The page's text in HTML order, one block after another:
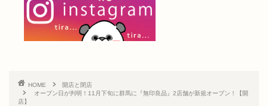
HOME
開店と閉店
オープン日が判明！11月下旬に群馬に『無印良品』2店舗が新規オープン！【開
店】